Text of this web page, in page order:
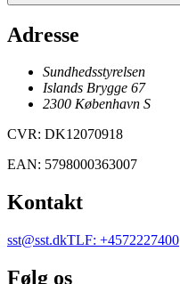
Adresse
Sundhedsstyrelsen
Islands Brygge 67
2300 København S
CVR: DK12070918
EAN: 5798000363007
Kontakt
sst@sst.dkTLF: +4572227400
Følg os